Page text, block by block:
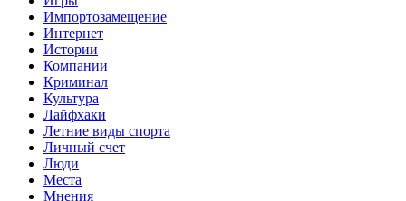
Импортозамещение
Интернет
Истории
Компании
Криминал
Культура
Лайфхаки
Летние виды спорта
Личный счет
Люди
Места
Мнения